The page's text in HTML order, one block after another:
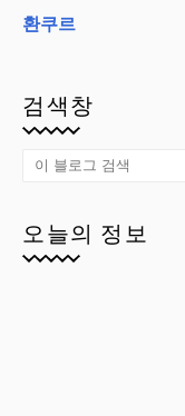
환쿠르
검색창
오늘의 정보